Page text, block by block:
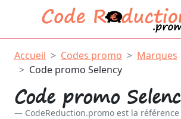
Accueil Codes promo Marques
Code promo Selency
Code promo
CodeReduction.promo est la